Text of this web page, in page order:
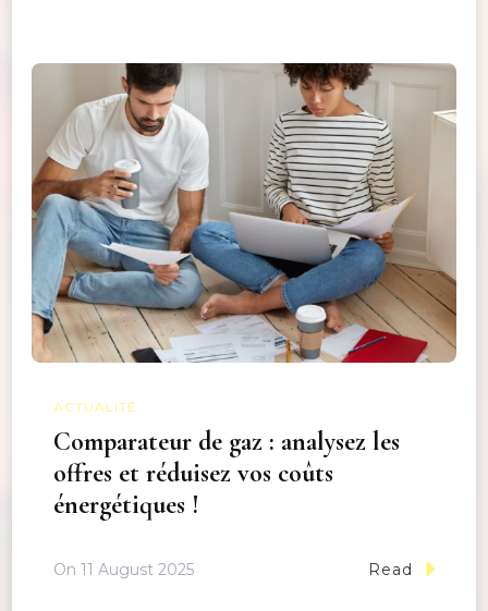
ACTUALITÉ
Comparateur de gaz : analysez les
offres et réduisez vos coûts
énergétiques !
On 11 August 2025 Read